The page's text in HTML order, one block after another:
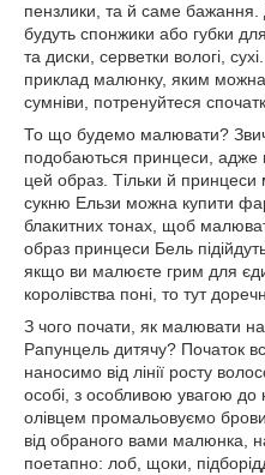
пензлики, та й саме
будуть спонжики або губки
та диски, серветки вологі,
приклад малюнку, яким
сумніви, потренуйтеся
То що будемо малювати?
подобаються принцеси, адже
цей образ. Тільки й принцеси
сукню Ельзи можна купити
блакитних тонах, щоб
образ принцеси Бель підійдуть
якщо ви малюєте грим для
королівства поні, то тут
З чого почати, як малювати
Рапунцель дитячу? Початок
наносимо від лінії росту
особі, з особливою увагою до
олівцем промальовуємо
від обраного вами малюнка,
поетапно: лоб, щоки,